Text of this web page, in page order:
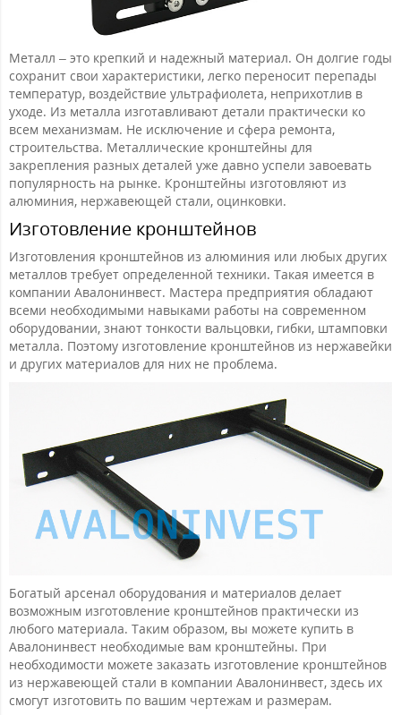
Металл – это крепкий и надежный материал. Он долгие годы
сохранит свои характеристики, легко переносит перепады
температур, воздействие ультрафиолета, неприхотлив в
уходе. Из металла изготавливают детали практически ко
всем механизмам. Не исключение и сфера ремонта,
строительства. Металлические кронштейны для
закрепления разных деталей уже давно успели завоевать
популярность на рынке. Кронштейны изготовляют из
алюминия, нержавеющей стали, оцинковки.
Изготовление кронштейнов
Изготовления кронштейнов из алюминия или любых других
металлов требует определенной техники. Такая имеется в
компании Авалонинвест. Мастера предприятия обладают
всеми необходимыми навыками работы на современном
оборудовании, знают тонкости вальцовки, гибки, штамповки
металла. Поэтому изготовление кронштейнов из нержавейки
и других материалов для них не проблема.
Богатый арсенал оборудования и материалов делает
возможным изготовление кронштейнов практически из
любого материала. Таким образом, вы можете купить в
Авалонинвест необходимые вам кронштейны. При
необходимости можете заказать изготовление кронштейнов
из нержавеющей стали в компании Авалонинвест, здесь их
смогут изготовить по вашим чертежам и размерам.